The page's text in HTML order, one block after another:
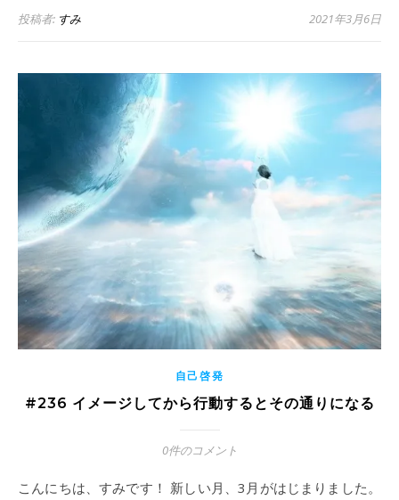
投稿者: すみ 2021年3月6日
自己啓発
#236 イメージしてから行動するとその通りになる
0件のコメント
こんにちは、すみです！ 新しい月、3月がはじまりました。